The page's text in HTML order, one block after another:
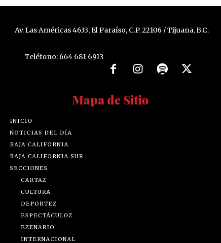
Av. Las Américas 4633, El Paraíso, C.P. 22106 / Tijuana, B.C.
Teléfono: 664 681 6913
Mapa de Sitio
INICIO
NOTICIAS DEL DÍA
BAJA CALIFORNIA
BAJA CALIFORNIA SUR
SECCIONES
CARTAZ
CULTURA
DEPORTEZ
ESPECTÁCULOZ
EZENARIO
INTERNACIONAL